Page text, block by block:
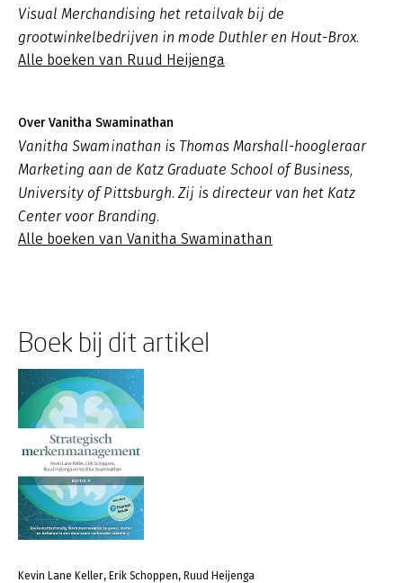
Visual Merchandising het retailvak bij de
grootwinkelbedrijven in mode Duthler en Hout-Brox.
Alle boeken van Ruud Heijenga
Over Vanitha Swaminathan
Vanitha Swaminathan is Thomas Marshall-hoogleraar
Marketing aan de Katz Graduate School of Business,
University of Pittsburgh. Zij is directeur van het Katz
Center voor Branding.
Alle boeken van Vanitha Swaminathan
Boek bij dit artikel
Kevin Lane Keller, Erik Schoppen, Ruud Heijenga